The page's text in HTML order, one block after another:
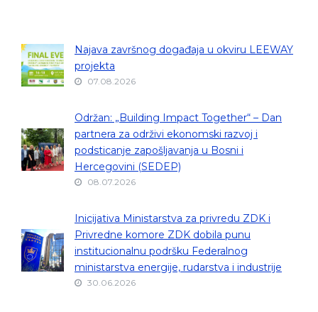
Najava završnog događaja u okviru LEEWAY
projekta
07.08.2026
Održan: „Building Impact Together“ – Dan
partnera za održivi ekonomski razvoj i
podsticanje zapošljavanja u Bosni i
Hercegovini (SEDEP)
08.07.2026
Inicijativa Ministarstva za privredu ZDK i
Privredne komore ZDK dobila punu
institucionalnu podršku Federalnog
ministarstva energije, rudarstva i industrije
30.06.2026